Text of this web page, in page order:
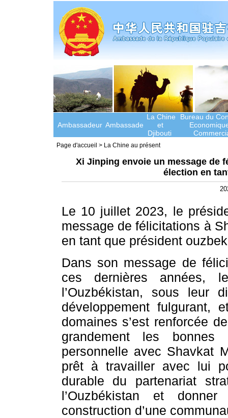
Ambassadeur Ambassade
La Chine
et
Djibouti
Bureau du
Page d'accueil > La Chine au présent
Xi Jinping envoie un message de
élection en
Le 10 juillet 2023, le
message de félicitations à
en tant que président
Dans son message de
ces dernières années,
l’Ouzbékistan, sous leur
développement fulgurant,
domaines s’est renforcée
grandement les
personnelle avec Shavkat
prêt à travailler avec lui
durable du partenariat
l’Ouzbékistan et
construction d’une